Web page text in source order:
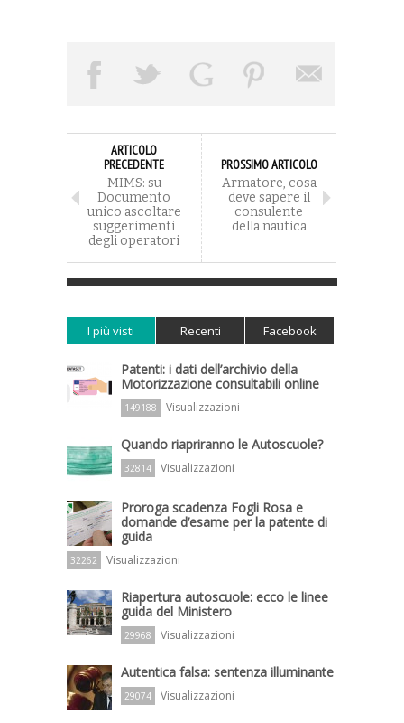
ARTICOLO
PRECEDENTE
MIMS: su
Documento
unico ascoltare
suggerimenti
degli operatori
PROSSIMO ARTICOLO
Armatore, cosa
deve sapere il
consulente
della nautica
I più visti Recenti Facebook
Patenti: i dati dell’archivio della
Motorizzazione consultabili online
149188 Visualizzazioni
Quando riapriranno le Autoscuole?
32814 Visualizzazioni
Proroga scadenza Fogli Rosa e
domande d’esame per la patente di
guida
32262 Visualizzazioni
Riapertura autoscuole: ecco le linee
guida del Ministero
29968 Visualizzazioni
Autentica falsa: sentenza illuminante
29074 Visualizzazioni